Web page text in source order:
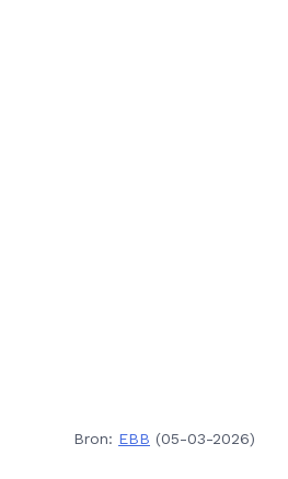
Bron: EBB (05-03-2026)